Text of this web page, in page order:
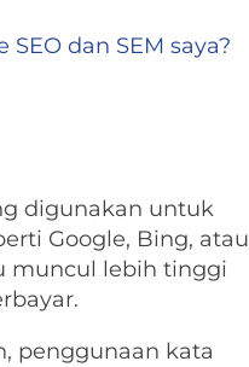
dan SEM saya?
digunakan untuk
Google, Bing, atau
muncul lebih tinggi
penggunaan kata